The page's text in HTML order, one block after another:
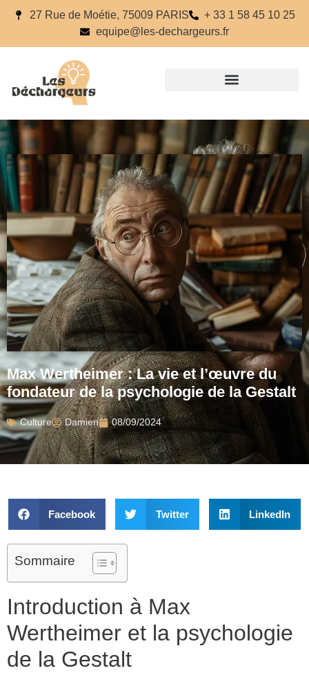
27 Rue de Moétie, 75009 PARIS
+ 33 1 58 45 10 25
equipe@les-dechargeurs.fr
Max Wertheimer : La vie et l’œuvre du
fondateur de la psychologie de la Gestalt
Culture Damien 08/09/2024
Facebook Twitter LinkedIn
Sommaire
Introduction à Max
Wertheimer et la psychologie
de la Gestalt